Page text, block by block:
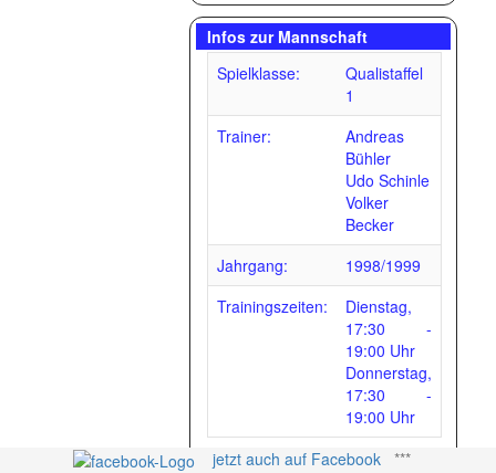
Infos zur Mannschaft
Spielklasse:
Qualistaffel
1
Trainer:
Andreas
Bühler
Udo Schinle
Volker
Becker
Jahrgang:
1998/1999
Trainingszeiten:
Dienstag,
17:30 -
19:00 Uhr
Donnerstag,
17:30 -
19:00 Uhr
jetzt auch auf Facebook***